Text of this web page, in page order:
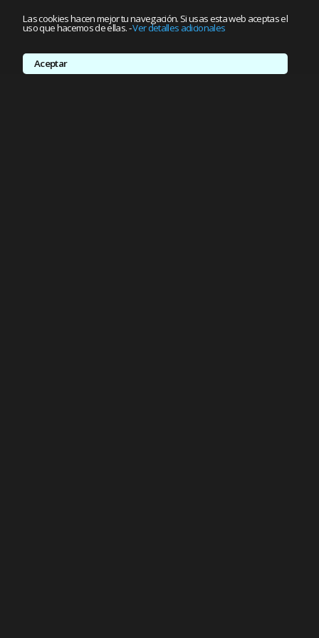
Las cookies hacen mejor tu navegación. Si usas esta web aceptas el
uso que hacemos de ellas.-Ver detalles adicionales
Aceptar